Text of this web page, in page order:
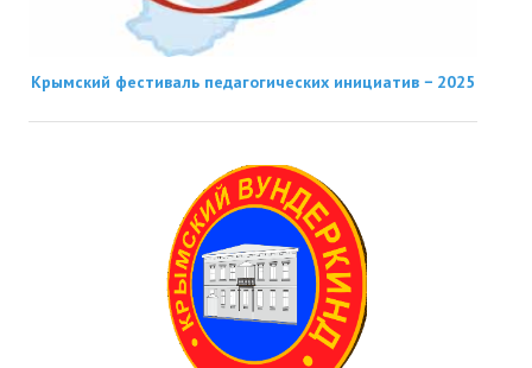
Крымский фестиваль педагогических инициатив − 2025